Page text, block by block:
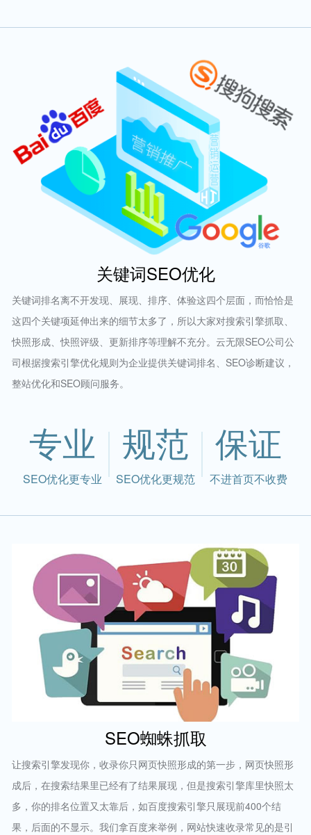
关键词SEO优化
关键词排名离不开发现、展现、排序、体验这四个层面，而恰恰是
这四个关键项延伸出来的细节太多了，所以大家对搜索引擎抓取、
快照形成、快照评级、更新排序等理解不充分。云无限SEO公司公
司根据搜索引擎优化规则为企业提供关键词排名、SEO诊断建议，
整站优化和SEO顾问服务。
专业
SEO优化更专业
规范
SEO优化更规范
保证
不进首页不收费
SEO蜘蛛抓取
让搜索引擎发现你，收录你只网页快照形成的第一步，网页快照形
成后，在搜索结果里已经有了结果展现，但是搜索引擎库里快照太
多，你的排名位置又太靠后，如百度搜索引擎只展现前400个结
果，后面的不显示。我们拿百度来举例，网站快速收录常见的是引